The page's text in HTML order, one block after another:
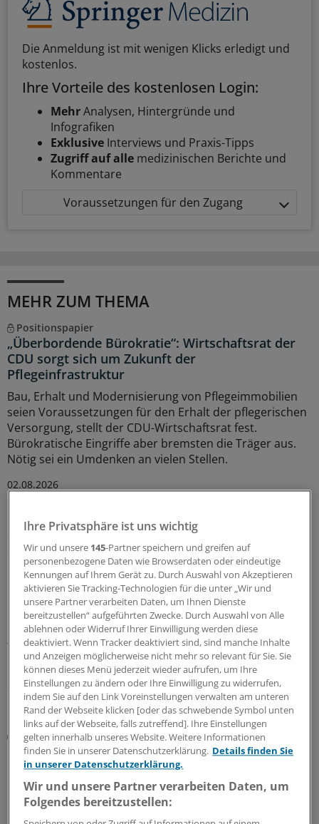
Die Anmeldung ist mit wenigen Klicks erledigt und
kostenlos.
Ihre Vorteile des kostenlosen Login:
MehrAnalysen, Hintergründe und
Infografiken
Exklusive Interviews und Praxis-Tipps
Zugriff auf alle medizinischen Berichte und
Kommentare
Voraussetzungen für den Zugang
MEHR ZUM THEMA
Positionspapier
„Überbordende Bürokratie“: Wirtschaftsrat der
CDU sorgt sich um Zukunft der
Pflegeinfrastruktur
Bau, Erhalt und Modernisierung von Pflegeimmobilien
seien Voraussetzungen für den Erhalt der pflegerischen
Versorgung, stellt der CDU-Wirtschaftsrat fest.
Bürokratische Eingriffe aber bremsten die Träger aus.
Nötig sei ein Umdenken an vielen Stellen.
02.08.2026
Soziale Pflegeversicherung
„Diesem Weg werden wir nicht zustimmen“:
Ostdeutsche Regierungschefs begehren gegen
Pflegereform auf
Klare Botschaft an den neuen
Bundesgesundheitsminister Carsten Linnemann: Die
Ministerpräsidenten von Sachsen, Sachsen-Anhalt und
Thüringen fordern Korrekturen an der geplanten
Pflegereform. Ein Punkt stört sie besonders.
31.07.2026
Sommerinterview
CDU-Politikerin Simone Borchardt:
Primärversorgung bedeutet bessere
Koordination!
Die gesundheitspolitische Sprecherin der Unions-
Bundestagsfraktion, Simone Borchardt, sieht die GKV-
Ihre Privatsphäre ist uns wichtig
Wir und unsere 145-Partner speichern und greifen auf
personenbezogene Daten wie Browserdaten oder eindeutige
Kennungen auf Ihrem Gerät zu. Durch Auswahl von Akzeptieren
aktivieren Sie Tracking-Technologien für die unter „Wir und
unsere Partner verarbeiten Daten, um Ihnen Dienste
bereitzustellen“ aufgeführten Zwecke. Durch Auswahl von Alle
ablehnen oder Widerruf Ihrer Einwilligung werden diese
deaktiviert. Wenn Tracker deaktiviert sind, sind manche Inhalte
und Anzeigen möglicherweise nicht mehr so relevant für Sie. Sie
können dieses Menü jederzeit wieder aufrufen, um Ihre
Einstellungen zu ändern oder Ihre Einwilligung zu widerrufen,
indem Sie auf den Link Voreinstellungen verwalten am unteren
Rand der Webseite klicken [oder das schwebende Symbol unten
links auf der Webseite, falls zutreffend]. Ihre Einstellungen
gelten innerhalb unseres Website. Weitere Informationen
finden Sie in unserer Datenschutzerklärung. Details finden Sie
in unserer Datenschutzerklärung.
Wir und unsere Partner verarbeiten Daten, um
Folgendes bereitzustellen: